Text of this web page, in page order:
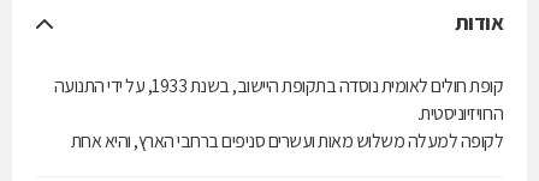
אודות
קופת חולים לאומית נוסדה בתקופת היישוב, בשנת 1933, על ידי התנועה
הרוויזיוניסטית.
לקופה למעלה משלוש מאות ועשרים סניפים ברחבי הארץ, והיא אחת